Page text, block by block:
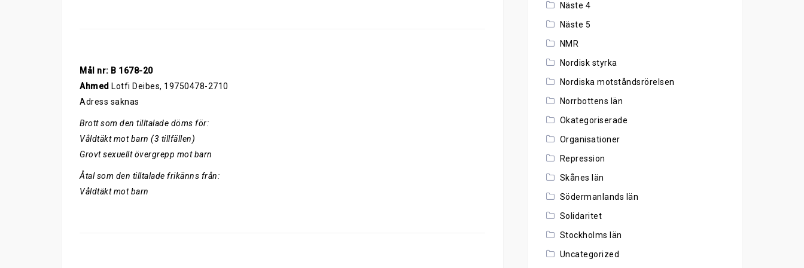
Mål nr: B 1678-20
Ahmed Lotfi Deibes, 19750478-2710
Adress saknas
Brott som den tilltalade döms för:
Våldtäkt mot barn (3 tillfällen)
Grovt sexuellt övergrepp mot barn
Åtal som den tilltalade frikänns från:
Våldtäkt mot barn
Näste 4
Näste 5
NMR
Nordisk styrka
Nordiska motståndsrörelsen
Norrbottens län
Okategoriserade
Organisationer
Repression
Skånes län
Södermanlands län
Solidaritet
Stockholms län
Uncategorized